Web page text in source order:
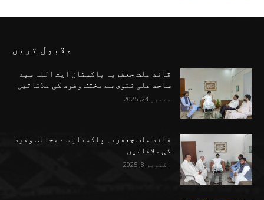
مقبول ترین
قائد ملت جعفریہ پاکستان آیت اللہ سید
ساجد علی نقوی سے مختف وفود کی ملاقاتیں
ستمبر 24, 2025
قائد ملت جعفریہ پاکستان سے مختلف وفود
کی ملاقاتیں
اکتوبر 8, 2025